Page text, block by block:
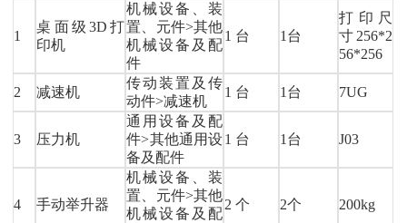
1
桌面级3D打
印机
机械设备、装
置、元件>其他
机械设备及配
件
1 台 1台
打印尺
寸256*2
56*256
2 减速机
传动装置及传
动件>减速机
1 台 1台 7UG
3 压力机
通用设备及配
件>其他通用设
备及配件
1 台 1台 J03
4 手动举升器
机械设备、装
置、元件>其他
机械设备及配
2 个 2个 200kg